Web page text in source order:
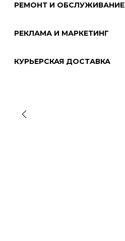
РЕМОНТ И ОБСЛУЖИВАНИЕ
РЕКЛАМА И МАРКЕТИНГ
КУРЬЕРСКАЯ ДОСТАВКА